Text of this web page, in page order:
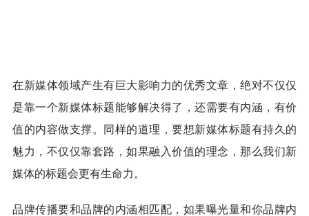
在新媒体领域产生有巨大影响力的优秀文章，绝对不仅仅
是靠一个新媒体标题能够解决得了，还需要有内涵，有价
值的内容做支撑。同样的道理，要想新媒体标题有持久的
魅力，不仅仅靠套路，如果融入价值的理念，那么我们新
媒体的标题会更有生命力。
品牌传播要和品牌的内涵相匹配，如果曝光量和你品牌内